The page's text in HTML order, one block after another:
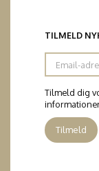
TILMELD
Email-
adresse
Tilmeld dig
Tilmeld